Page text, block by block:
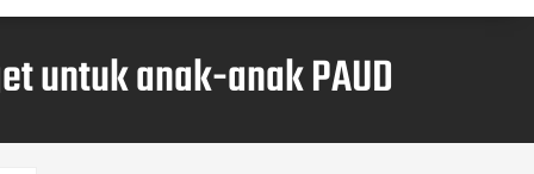
untuk anak-anak PAUD